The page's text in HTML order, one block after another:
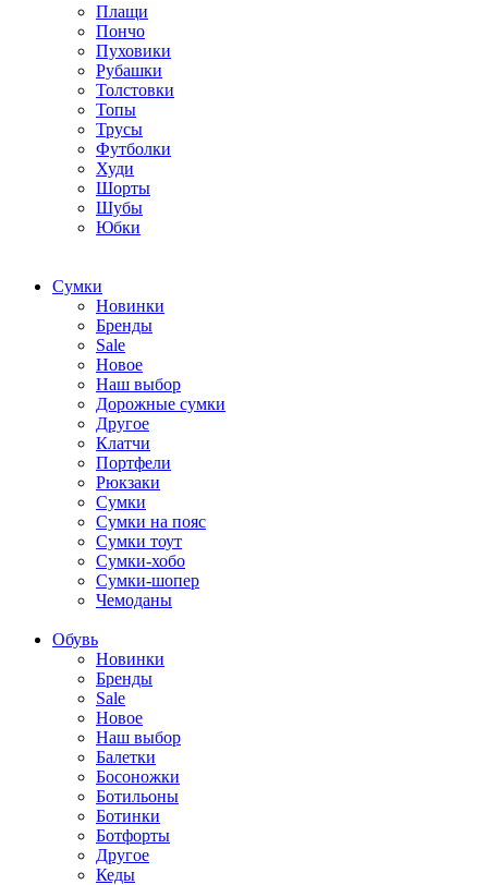
Плащи
Пончо
Пуховики
Рубашки
Толстовки
Топы
Трусы
Футболки
Худи
Шорты
Шубы
Юбки
Cумки
Новинки
Бренды
Sale
Новое
Наш выбор
Дорожные сумки
Другое
Клатчи
Портфели
Рюкзаки
Сумки
Сумки на пояс
Сумки тоут
Сумки-хобо
Сумки-шопер
Чемоданы
Обувь
Новинки
Бренды
Sale
Новое
Наш выбор
Балетки
Босоножки
Ботильоны
Ботинки
Ботфорты
Другое
Кеды